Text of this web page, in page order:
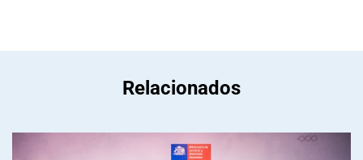
Relacionados